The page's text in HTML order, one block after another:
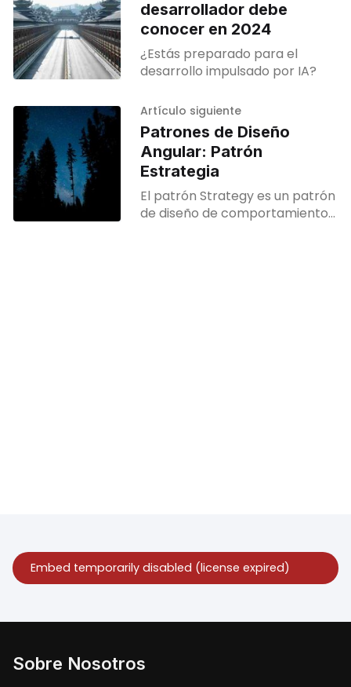
desarrollador debe
conocer en 2024
¿Estás preparado para el
desarrollo impulsado por IA?
Artículo siguiente
Patrones de Diseño
Angular: Patrón
Estrategia
El patrón Strategy es un patrón
de diseño de comportamiento
Sobre Nosotros